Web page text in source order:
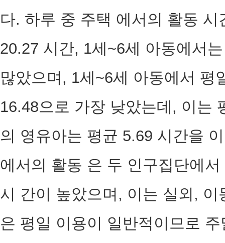
다. 하루 중 주택 에서의 활동
20.27 시간, 1세~6세 아동에서
많았으며, 1세~6세 아동에서 평
16.48으로 가장 낮았는데, 이는
의 영유아는 평균 5.69 시간을
에서의 활동 은 두 인구집단에
시 간이 높았으며, 이는 실외,
은 평일 이용이 일반적이므로